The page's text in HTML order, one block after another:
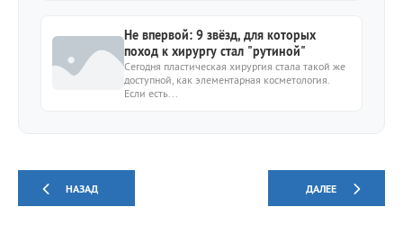
Не впервой: 9 звёзд, для которых
поход к хирургу стал "рутиной"
Сегодня пластическая хирургия стала такой же
доступной, как элементарная косметология.
Если есть...
НАЗАД ДАЛЕЕ